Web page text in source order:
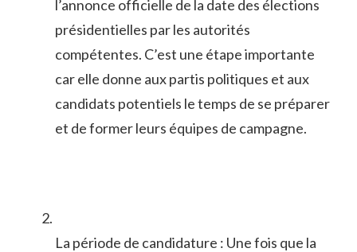
l’annonce officielle de la date​ des élections
présidentielles par les⁤ autorités
compétentes. C’est une étape importante⁣
car ‍elle donne aux​ partis politiques‌ et aux
candidats potentiels le ⁢temps de se préparer
et de‍ former leurs équipes de ​campagne.
La​ période de candidature : Une‍ fois que⁢ la